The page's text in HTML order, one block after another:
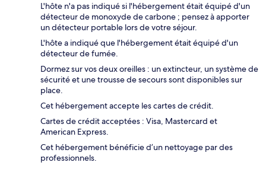
L'hôte n'a pas indiqué si l'hébergement était équipé d'un
détecteur de monoxyde de carbone ; pensez à apporter
un détecteur portable lors de votre séjour.
L'hôte a indiqué que l'hébergement était équipé d'un
détecteur de fumée.
Dormez sur vos deux oreilles : un extincteur, un système de
sécurité et une trousse de secours sont disponibles sur
place.
Cet hébergement accepte les cartes de crédit.
Cartes de crédit acceptées : Visa, Mastercard et
American Express.
Cet hébergement bénéficie d’un nettoyage par des
professionnels.